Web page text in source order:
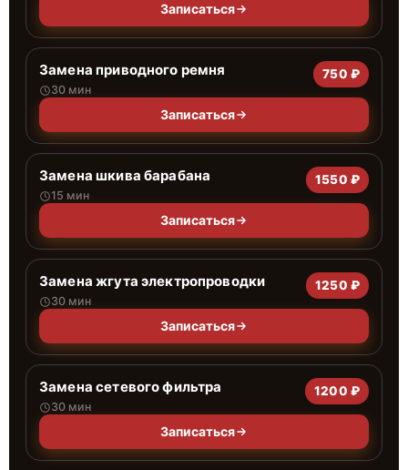
Записаться
Замена приводного ремня
30 мин
750 ₽
Записаться
Замена шкива барабана
15 мин
1550 ₽
Записаться
Замена жгута электропроводки
30 мин
1250 ₽
Записаться
Замена сетевого фильтра
30 мин
1200 ₽
Записаться